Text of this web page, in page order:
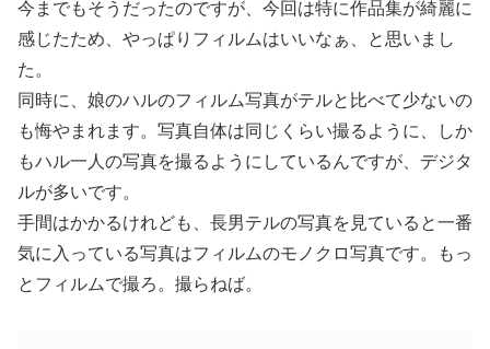
今までもそうだったのですが、今回は特に作品集が綺麗に
感じたため、やっぱりフィルムはいいなぁ、と思いまし
た。
同時に、娘のハルのフィルム写真がテルと比べて少ないの
も悔やまれます。写真自体は同じくらい撮るように、しか
もハル一人の写真を撮るようにしているんですが、デジタ
ルが多いです。
手間はかかるけれども、長男テルの写真を見ていると一番
気に入っている写真はフィルムのモノクロ写真です。もっ
とフィルムで撮ろ。撮らねば。